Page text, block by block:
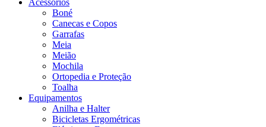
Boné
Canecas e Copos
Garrafas
Meia
Meião
Mochila
Ortopedia e Proteção
Toalha
Equipamentos
Anilha e Halter
Bicicletas Ergométricas